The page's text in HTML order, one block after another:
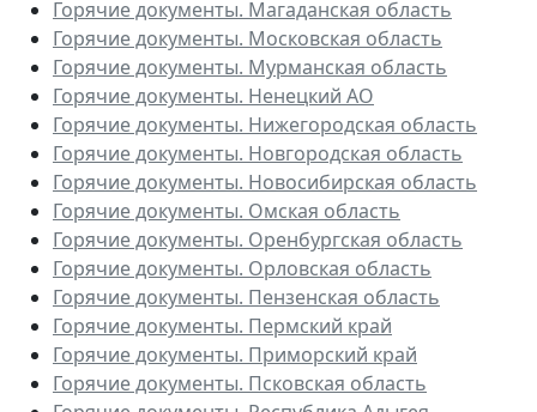
Горячие документы. Магаданская область
Горячие документы. Московская область
Горячие документы. Мурманская область
Горячие документы. Ненецкий АО
Горячие документы. Нижегородская область
Горячие документы. Новгородская область
Горячие документы. Новосибирская область
Горячие документы. Омская область
Горячие документы. Оренбургская область
Горячие документы. Орловская область
Горячие документы. Пензенская область
Горячие документы. Пермский край
Горячие документы. Приморский край
Горячие документы. Псковская область